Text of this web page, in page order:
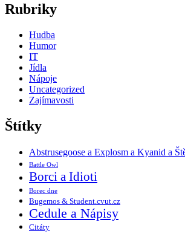
Rubriky
Hudba
Humor
IT
Jídla
Nápoje
Uncategorized
Zajímavosti
Štítky
Abstrusegoose a Explosm a Kyanid a
Battle Owl
Borci a Idioti
Borec dne
Bugemos & Student.cvut.cz
Cedule a Nápisy
Citáty